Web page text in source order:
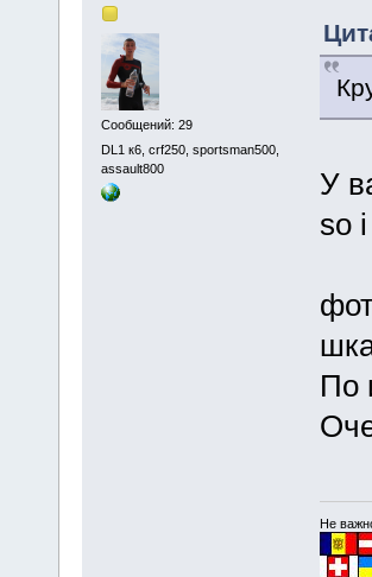
Сообщений: 29
DL1 к6, crf250, sportsman500,
assault800
У
so
По
Не